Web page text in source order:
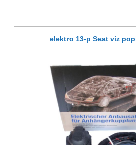
elektro 13-p Seat viz